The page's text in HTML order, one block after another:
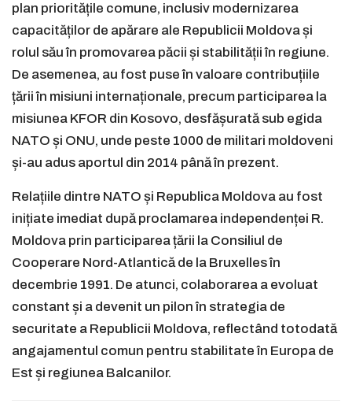
plan prioritățile comune, inclusiv modernizarea
capacităților de apărare ale Republicii Moldova și
rolul său în promovarea păcii și stabilității în regiune.
De asemenea, au fost puse în valoare contribuțiile
țării în misiuni internaționale, precum participarea la
misiunea KFOR din Kosovo, desfășurată sub egida
NATO și ONU, unde peste 1000 de militari moldoveni
și-au adus aportul din 2014 până în prezent.
Relațiile dintre NATO și Republica Moldova au fost
inițiate imediat după proclamarea independenței R.
Moldova prin participarea țării la Consiliul de
Cooperare Nord-Atlantică de la Bruxelles în
decembrie 1991. De atunci, colaborarea a evoluat
constant și a devenit un pilon în strategia de
securitate a Republicii Moldova, reflectând totodată
angajamentul comun pentru stabilitate în Europa de
Est și regiunea Balcanilor.